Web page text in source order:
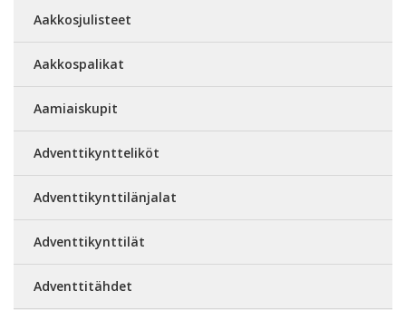
Aakkosjulisteet
Aakkospalikat
Aamiaiskupit
Adventtikyntteliköt
Adventtikynttilänjalat
Adventtikynttilät
Adventtitähdet